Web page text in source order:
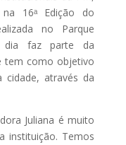
16ᵃ Edição do
no Parque
faz parte da
tem como objetivo
cidade, através da
Juliana é muito
instituição. Temos